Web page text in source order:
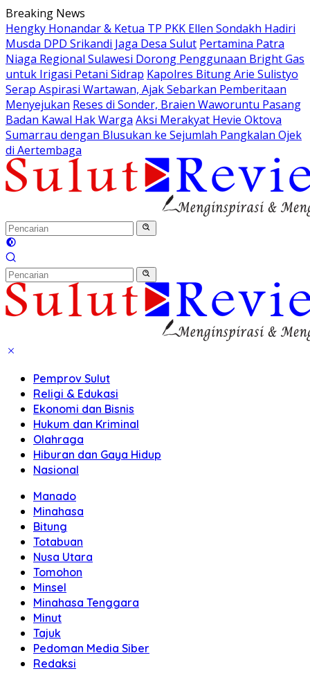
Langsung
ke
konten
Breaking News
Hengky Honandar & Ketua TP PKK Ellen Sondakh Hadiri
Musda DPD Srikandi Jaga Desa Sulut Pertamina Patra
Niaga Regional Sulawesi Dorong Penggunaan Bright Gas
untuk Irigasi Petani Sidrap Kapolres Bitung Arie Sulistyo
Serap Aspirasi Wartawan, Ajak Sebarkan Pemberitaan
Menyejukan Reses di Sonder, Braien Waworuntu Pasang
Badan Kawal Hak Warga Aksi Merakyat Hevie Oktova
Sumarrau dengan Blusukan ke Sejumlah Pangkalan Ojek
di Aertembaga
Pemprov Sulut
Religi & Edukasi
Ekonomi dan Bisnis
Hukum dan Kriminal
Olahraga
Hiburan dan Gaya Hidup
Nasional
Manado
Minahasa
Bitung
Totabuan
Nusa Utara
Tomohon
Minsel
Minahasa Tenggara
Minut
Tajuk
Pedoman Media Siber
Redaksi